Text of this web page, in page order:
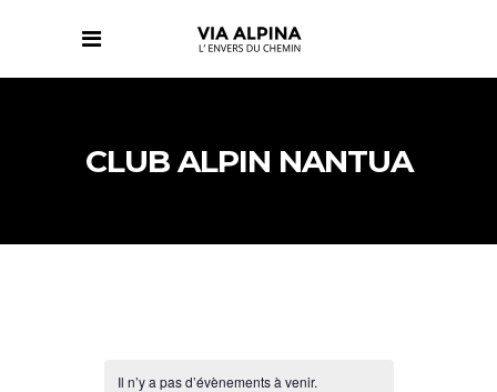
CLUB ALPIN NANTUA
Il n’y a pas d’évènements à venir.